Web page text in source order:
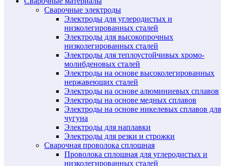
Сварочные электроды
Электроды для углеродистых и
низколегированных сталей
Электроды для высокопрочных
низколегированных сталей
Электроды для теплоустойчивых хромо-
молибденовых сталей
Электроды на основе высоколегированных
нержавеющих сталей
Электроды на основе алюминиевых сплавов
Электроды на основе медных сплавов
Электроды на основе никелевых сплавов для
чугуна
Электроды для наплавки
Электроды для резки и строжки
Сварочная проволока сплошная
Проволока сплошная для углеродистых и
низколегированных сталей